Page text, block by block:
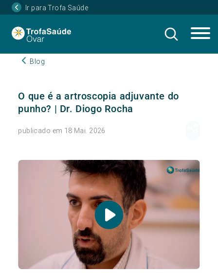
Ir para Trofa Saúde
Blog
O que é a artroscopia adjuvante do
punho? | Dr. Diogo Rocha
publicado em 18 Mai. 2026